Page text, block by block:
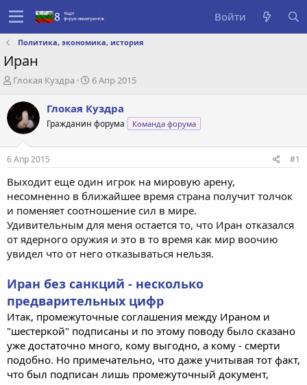
Войти
Политика, экономика, история
Иран
А
т
о
р
е
м
ы
Глокая Куздра
Д
т
а
с
а
и
я
6 Апр 2015
Глокая Куздра
Гражданин форума Команда форума
6 Апр 2015 #1
Выходит еще один игрок на мировую арену,
несомненно в ближайшее время страна получит толчок
и поменяет соотношение сил в мире.
Удивительным для меня остается то, что Иран отказался
от ядерного оружия и это в то время как мир воочию
увидел что от него отказываться нельзя.
Иран без санкций - несколько
предварительных цифр
Итак, промежуточные соглашения между Ираном и
"шестеркой" подписаны и по этому поводу было сказано
уже достаточно много, кому выгодно, а кому - смерти
подобно. Но примечательно, что даже учитывая тот факт,
что был подписан лишь промежуточный документ,